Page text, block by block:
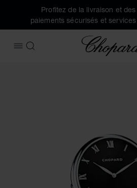
Profitez de la livraison et
paiements sécurisés et
OUVRIR LE MENU
RECHERCHER